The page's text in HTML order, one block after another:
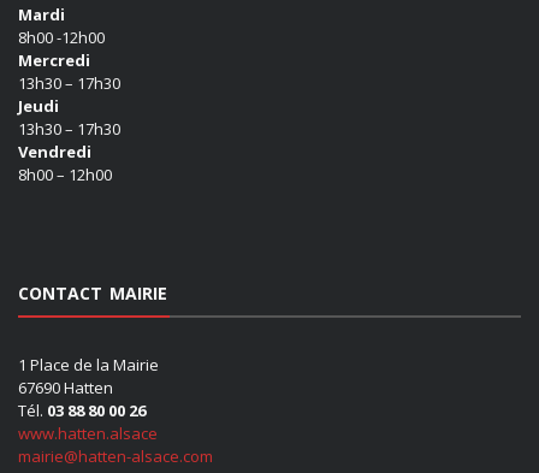
Mardi
8h00 -12h00
Mercredi
13h30 – 17h30
Jeudi
13h30 – 17h30
Vendredi
8h00 – 12h00
CONTACT MAIRIE
1 Place de la Mairie
67690 Hatten
Tél. 03 88 80 00 26
www.hatten.alsace
mairie@hatten-alsace.com